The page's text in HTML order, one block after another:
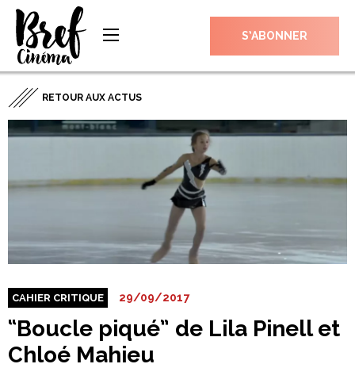
S’ABONNER
RETOUR AUX ACTUS
CAHIER CRITIQUE 29/09/2017
“Boucle piqué” de Lila Pinell et
Chloé Mahieu